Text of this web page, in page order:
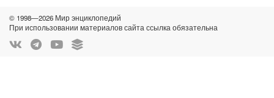
© 1998—2026 Мир энциклопедий
При использовании материалов сайта ссылка обязательна